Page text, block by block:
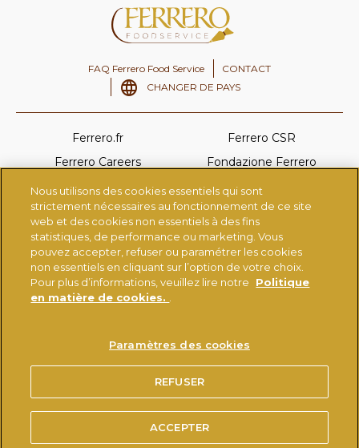
FAQ Ferrero Food Service
CONTACT
CHANGER DE PAYS
Ferrero.fr
Ferrero CSR
Ferrero Careers
Fondazione Ferrero
Ferrero Linkedin
Nutella.com
Tictac.com
Ferrerorocher.com
Kinder.com
CONDITIONS D'UTILISATION
MENTIONS LÉGALES
POLITIQUE EN MATIÈRE DE COOKIES
UTILISATION DE LA MARQUE NUTELLA
SPÉCIFICATIONS TECHNIQUES
© FERRERO 2026, TOUS DROITS RESERVÉS
Nous utilisons des cookies essentiels qui sont
strictement nécessaires au fonctionnement de ce site
web et des cookies non essentiels à des fins
statistiques, de performance ou marketing. Vous
pouvez accepter, refuser ou paramétrer les cookies
non essentiels en cliquant sur l’option de votre choix.
Pour plus d’informations, veuillez lire notre
Politique
en matière de cookies.
Paramètres des cookies
REFUSER
ACCEPTER